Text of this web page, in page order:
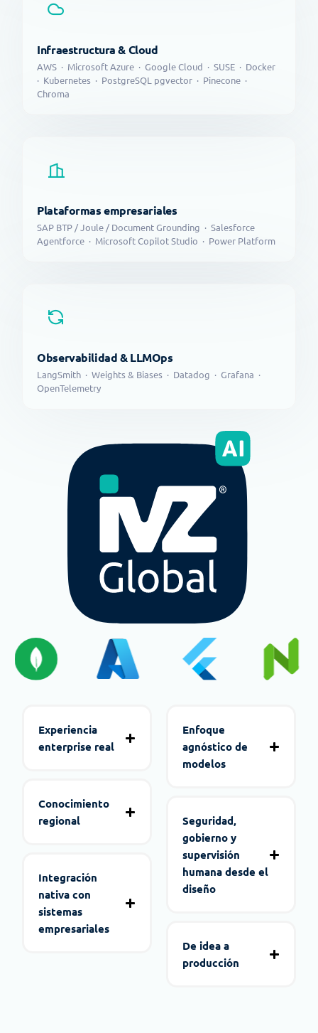
Infraestructura & Cloud
AWS · Microsoft Azure · Google Cloud · SUSE · Docker
· Kubernetes · PostgreSQL pgvector · Pinecone ·
Chroma
Plataformas empresariales
SAP BTP / Joule / Document Grounding · Salesforce
Agentforce · Microsoft Copilot Studio · Power Platform
Observabilidad & LLMOps
LangSmith · Weights & Biases · Datadog · Grafana ·
OpenTelemetry
Experiencia
enterprise real
Conocimiento
regional
Integración
nativa con
sistemas
empresariales
Enfoque
agnóstico de
modelos
Seguridad,
gobierno y
supervisión
humana desde el
diseño
De idea a
producción